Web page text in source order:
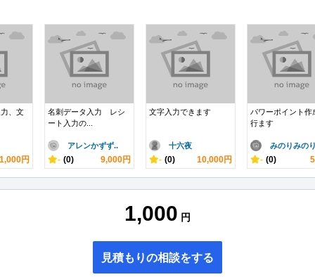
、文
1,000円
名刺データ入力 レシ
ート入力の...
アレンかずず..
- (0) 9,000円
文字入力できます
十六夜
- (0) 10,000円
パワーポイント作
行ます
みのりみの
- (0)
1,000 円
見積もりの相談をする